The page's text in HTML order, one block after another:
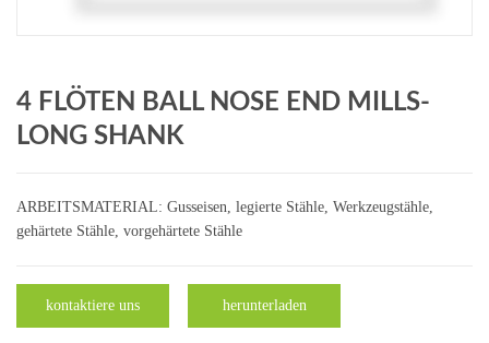
4 FLÖTEN BALL NOSE END MILLS-
LONG SHANK
ARBEITSMATERIAL: Gusseisen, legierte Stähle, Werkzeugstähle,
gehärtete Stähle, vorgehärtete Stähle
kontaktiere uns herunterladen